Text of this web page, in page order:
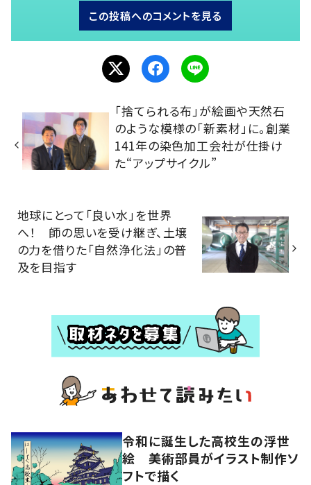
この投稿へのコメントを見る
「捨てられる布」が絵画や天然石
のような模様の「新素材」に。創業
141年の染色加工会社が仕掛け
た“アップサイクル”
地球にとって「良い水」を世界
へ！ 師の思いを受け継ぎ、土壌
の力を借りた「自然浄化法」の普
及を目指す
令和に誕生した高校生の浮世
絵 美術部員がイラスト制作ソ
フトで描く